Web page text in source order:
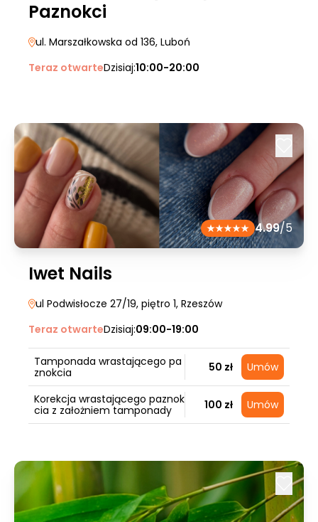
Paznokci
ul. Marszałkowska od 136, Luboń
Teraz otwarteDzisiaj:10:00-20:00
4.99/5
Iwet Nails
ul Podwisłocze 27/19, piętro 1, Rzeszów
Teraz otwarteDzisiaj:09:00-19:00
Tamponada wrastającego pa
znokcia
50 zł Umów
Korekcja wrastającego paznok
cia z założniem tamponady
100 zł Umów